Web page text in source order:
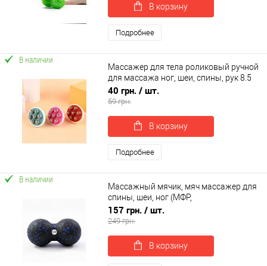
В корзину
Подробнее
В наличии
Массажер для тела роликовый ручной
для массажа ног, шеи, спины, рук 8.5
см OSPORT (MS 4666)
40 грн. / шт.
59 грн.
В корзину
Подробнее
В наличии
Массажный мячик, мяч массажер для
спины, шеи, ног (МФР,
миофасциального релиза) OSPORT 16-
8см (MS 2758-2)
157 грн. / шт.
249 грн.
В корзину